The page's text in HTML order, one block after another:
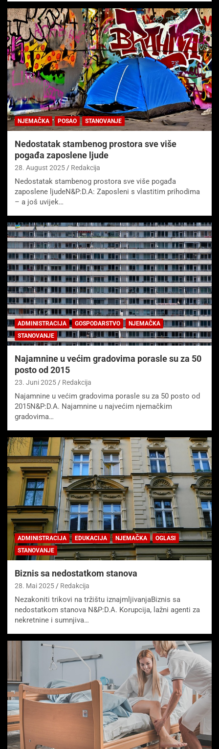
NJEMAČKA POSAO STANOVANJE
Nedostatak stambenog prostora sve više
pogađa zaposlene ljude
28. August 2025 Redakcija
Nedostatak stambenog prostora sve više pogađa
zaposlene ljudeN&P:D.A: Zaposleni s vlastitim prihodima
– a još uvijek…
ADMINISTRACIJA GOSPODARSTVO
NJEMAČKA
STANOVANJE
Najamnine u većim gradovima porasle su za 50
posto od 2015
23. Juni 2025 Redakcija
Najamnine u većim gradovima porasle su za 50 posto od
2015N&P:D.A. Najamnine u najvećim njemačkim
gradovima…
ADMINISTRACIJA EDUKACIJA NJEMAČKA
OGLASI
STANOVANJE
Biznis sa nedostatkom stanova
28. Mai 2025 Redakcija
Nezakoniti trikovi na tržištu iznajmljivanjaBiznis sa
nedostatkom stanova N&P:D.A. Korupcija, lažni agenti za
nekretnine i sumnjiva…